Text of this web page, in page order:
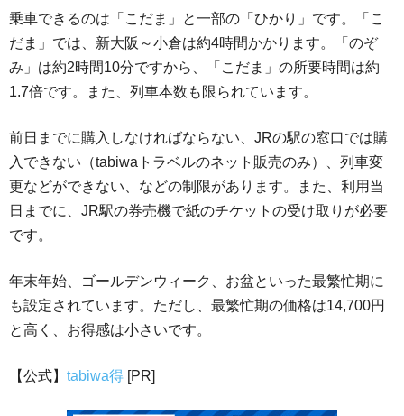
乗車できるのは「こだま」と一部の「ひかり」です。「こ
だま」では、新大阪～小倉は約4時間かかります。「のぞ
み」は約2時間10分ですから、「こだま」の所要時間は約
1.7倍です。また、列車本数も限られています。
前日までに購入しなければならない、JRの駅の窓口では購
入できない（tabiwaトラベルのネット販売のみ）、列車変
更などができない、などの制限があります。また、利用当
日までに、JR駅の券売機で紙のチケットの受け取りが必要
です。
年末年始、ゴールデンウィーク、お盆といった最繁忙期に
も設定されています。ただし、最繁忙期の価格は14,700円
と高く、お得感は小さいです。
【公式】 tabiwa得 [PR]